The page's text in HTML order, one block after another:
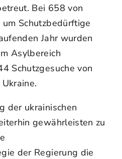
Bei 658 von
Schutzbedürftige
Jahr wurden
Asylbereich
Schutzgesuche von
der ukrainischen
gewährleisten zu
der Regierung die